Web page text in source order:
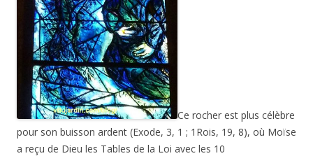
Ce rocher est plus célèbre
pour son buisson ardent (Exode, 3, 1 ; 1Rois, 19, 8), où Moïse
a reçu de Dieu les Tables de la Loi avec les 10